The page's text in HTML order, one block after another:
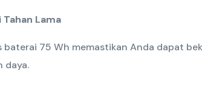
Tahan Lama
baterai 75 Wh memastikan Anda dapat
daya.